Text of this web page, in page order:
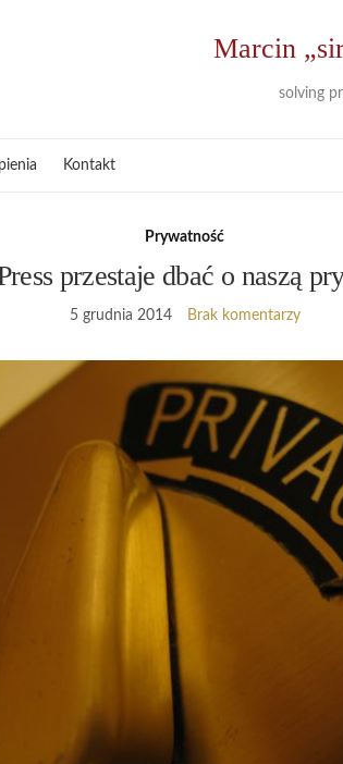
Marcin
solving
Kontakt
Prywatność
przestaje dbać o naszą
5 grudnia 2014 Brak komentarzy